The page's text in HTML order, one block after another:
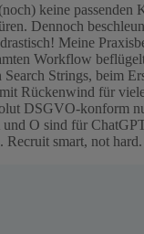
keine passenden
Dennoch
Meine
Workflow
Search Strings, beim
Rückenwind für
DSGVO-konform
O sind für
Recruit smart, not hard.